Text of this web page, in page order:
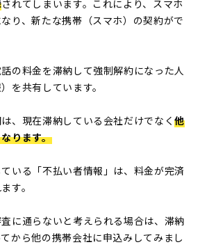
されてしまいます。これにより、スマホ
り、新たな携帯（スマホ）の契約がで
の料金を滞納して強制解約になった人
を共有しています。
、現在滞納している会社だけでなく他
ります。
いる「不払い者情報」は、料金が完済
す。
に通らないと考えられる場合は、滞納
から他の携帯会社に申込みしてみまし